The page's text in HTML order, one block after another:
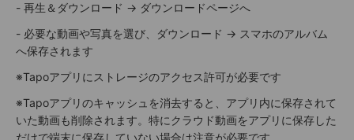
- 再生＆ダウンロード → ダウンロードページへ
- 必要な動画や写真を選び、ダウンロード → スマホのアルバム
へ保存されます
※Tapoアプリにストレージのアクセス許可が必要です
※Tapoアプリのキャッシュを消去すると、アプリ内に保存されて
いた動画も削除されます。特にクラウド動画をアプリに保存した
だけで端末に保存していない場合は注意が必要です。